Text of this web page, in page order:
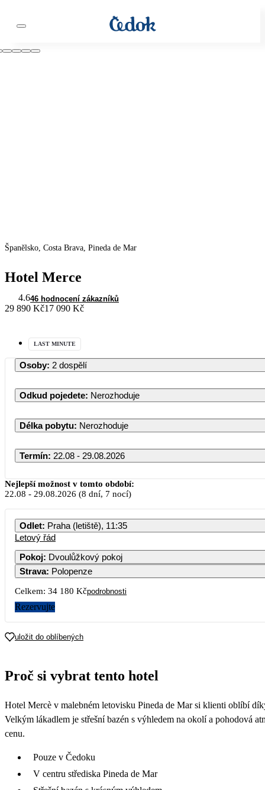
Španělsko, Costa Brava, Pineda de Mar
Hotel Merce
4.646 hodnocení zákazníků
29 890 Kč17 090 Kč
LAST MINUTE
Osoby: 2 dospělí
Odkud pojedete: Nerozhoduje
Délka pobytu: Nerozhoduje
Termín: 22.08 - 29.08.2026
Nejlepší možnost v tomto období:
22.08 - 29.08.2026 (8 dní, 7 nocí)
Odlet: Praha (letiště), 11:35
Letový řád
Pokoj: Dvoulůžkový pokoj
Strava: Polopenze
Celkem: 34 180 Kčpodrobnosti
Rezervujte
uložit do oblíbených
Proč si vybrat tento hotel
Hotel Mercè v malebném letovisku Pineda de Mar si klienti oblíbí
Velkým lákadlem je střešní bazén s výhledem na okolí a pohodová
cenu.
Pouze v Čedoku
V centru střediska Pineda de Mar